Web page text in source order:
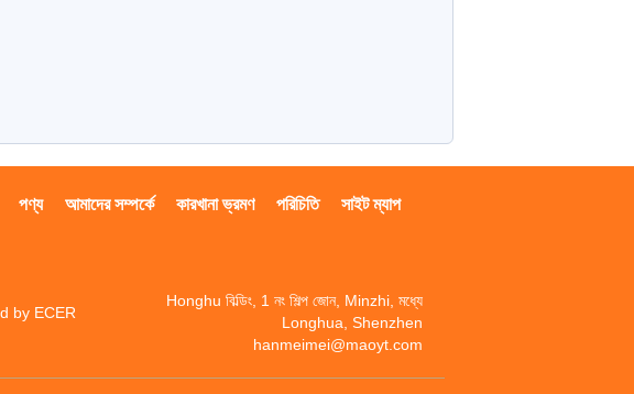
সাইট ম্যাপ
পরিচিতি
কারখানা ভ্রমণ
আমাদের সম্পর্কে
পণ্য
by ECER
Honghu বিল্ডিং, 1 নং শিল্প জোন, Minzhi, মধ্যে
Longhua, Shenzhen
hanmeimei@maoyt.com